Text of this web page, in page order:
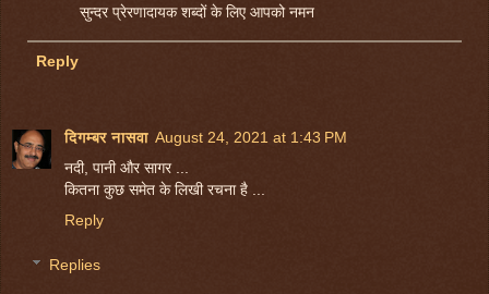
सुन्दर प्रेरणादायक शब्दों के लिए आपको नमन
Reply
दिगम्बर नासवा August 24, 2021 at 1:43 PM
नदी, पानी और सागर ...
कितना कुछ समेत के लिखी रचना है ...
Reply
Replies